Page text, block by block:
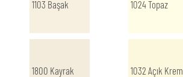
1103 Başak 1024 Topaz
1800 Kayrak 1032 Açık Krem